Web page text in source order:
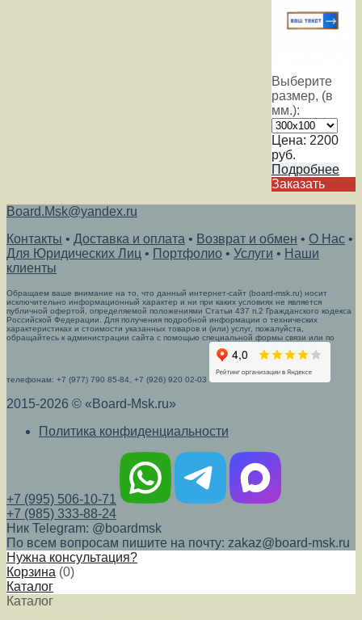
Выберите
размер, (в
мм.):
Цена: 2200
руб.
Подробнее
Заказать
Board.Msk@yandex.ru
Контакты • Доставка и оплата • Возврат и обмен • О Нас •
Для Юридических Лиц • Портфолио • Услуги • Наши
клиенты
Обращаем ваше внимание на то, что данный интернет-сайт (board-msk.ru) носит
исключительно информационный характер и ни при каких условиях не является
публичной офертой, определяемой положениями Статьи 437 п.2 Гражданского кодекса
Российской Федерации. Для получения подробной информации о технических
характеристиках и стоимости указанных товаров и (или) услуг, пожалуйста,
обращайтесь к администрации сайта с помощью специальной формы связи или по
телефонам: +7 (977) 790 85-84, +7 (926) 920 02-03
2015-2026 © «Board-Msk.ru»
Политика конфиденциальности
+7 (995) 506-10-71
+7 (985) 333-88-24
Ник Telegram: @boardmsk
По всем вопросам пишите на почту: zakaz@board-msk.ru
Нужна консультация?
Корзина (0)
Каталог
Каталог